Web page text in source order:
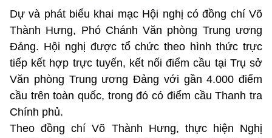
Dự và phát biểu khai mạc Hội nghị có đồng chí Võ
Thành Hưng, Phó Chánh Văn phòng Trung ương
Đảng. Hội nghị được tổ chức theo hình thức trực
tiếp kết hợp trực tuyến, kết nối điểm cầu tại Trụ sở
Văn phòng Trung ương Đảng với gần 4.000 điểm
cầu trên toàn quốc, trong đó có điểm cầu Thanh tra
Chính phủ.
Theo đồng chí Võ Thành Hưng, thực hiện Nghị